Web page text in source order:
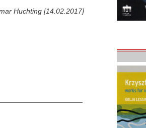
Huchting [14.02.2017]